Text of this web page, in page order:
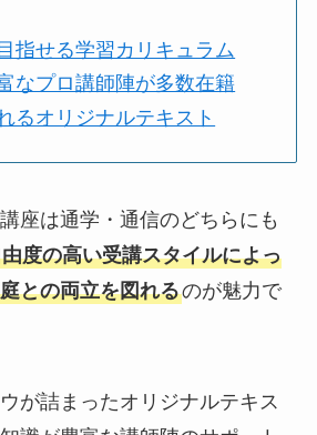
指せる学習カリキュラム
なプロ講師陣が多数在籍
るオリジナルテキスト
座は通学・通信のどちらにも
度の高い受講スタイルによっ
との両立を図れるのが魅力で
が詰まったオリジナルテキス